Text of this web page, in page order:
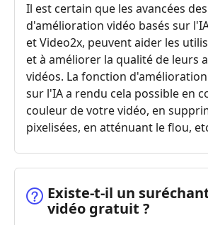
Il est certain que les avancées
d'amélioration vidéo basés sur
et Video2x, peuvent aider les
et à améliorer la qualité de leurs
vidéos. La fonction
sur l'IA a rendu cela possible en
couleur de votre vidéo, en
pixelisées, en atténuant le flou,
Existe‑t‑il un
vidéo gratuit ?